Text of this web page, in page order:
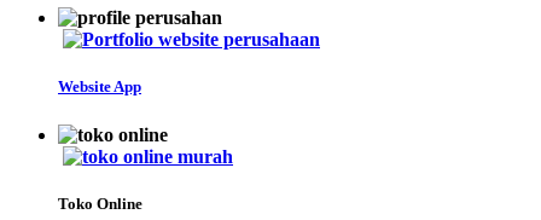
Website App
Toko Online